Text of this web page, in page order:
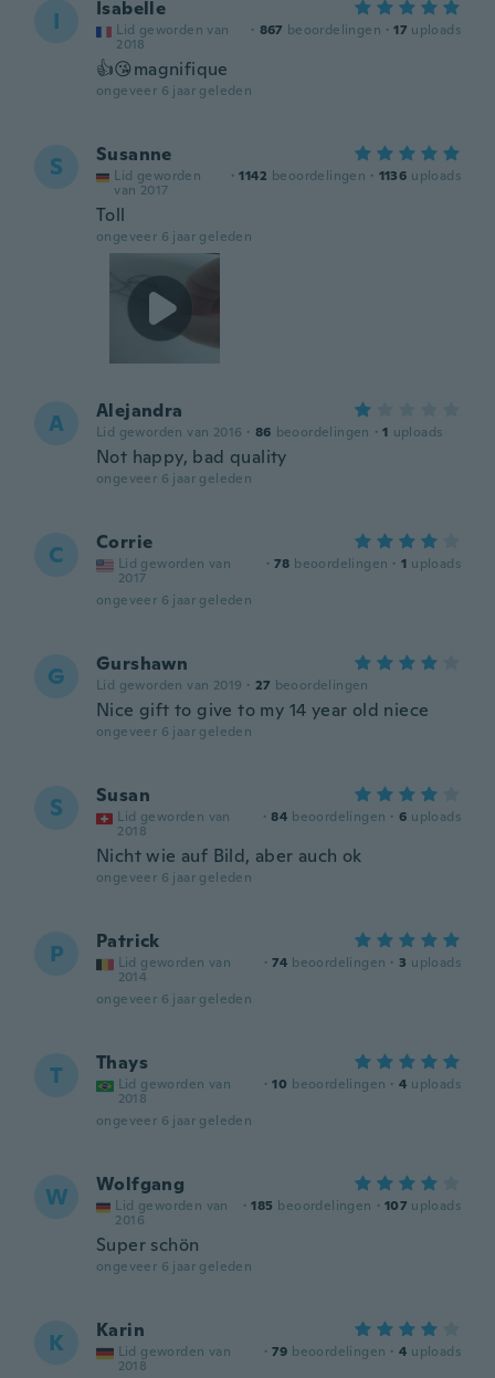
I Isabelle
Lid geworden van
2018
· 867 beoordelingen · 17 uploads
👍😘magnifique
ongeveer 6 jaar geleden
S Susanne
Lid geworden
van 2017
· 1142 beoordelingen · 1136 uploads
Toll
ongeveer 6 jaar geleden
A Alejandra
Lid geworden van 2016 · 86 beoordelingen · 1 uploads
Not happy, bad quality
ongeveer 6 jaar geleden
C Corrie
Lid geworden van
2017
· 78 beoordelingen · 1 uploads
ongeveer 6 jaar geleden
G Gurshawn
Lid geworden van 2019 · 27 beoordelingen
Nice gift to give to my 14 year old niece
ongeveer 6 jaar geleden
S Susan
Lid geworden van
2018
· 84 beoordelingen · 6 uploads
Nicht wie auf Bild, aber auch ok
ongeveer 6 jaar geleden
P Patrick
Lid geworden van
2014
· 74 beoordelingen · 3 uploads
ongeveer 6 jaar geleden
T Thays
Lid geworden van
2018
· 10 beoordelingen · 4 uploads
ongeveer 6 jaar geleden
W Wolfgang
Lid geworden van
2016
· 185 beoordelingen · 107 uploads
Super schön
ongeveer 6 jaar geleden
K Karin
Lid geworden van
2018
· 79 beoordelingen · 4 uploads